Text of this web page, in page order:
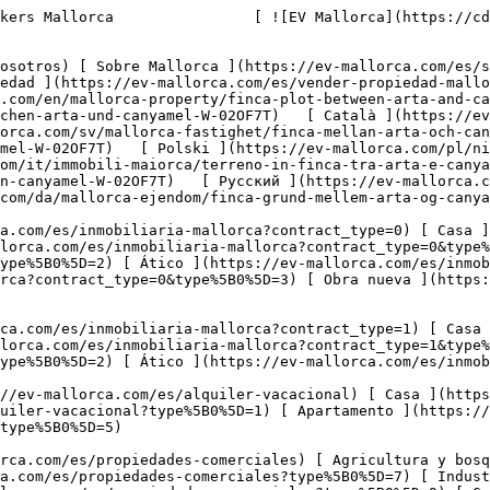
[ Solares ](https://ev-mallorca.com/es/propiedades-comerciales?type%5B0%5D=11) [ Oficina ](https://ev-mallorca.com/es/propiedades-comerciales?type%5B0%5D=12) [ Otros ](https://ev-mallorca.com/es/propiedades-comerciales?type%5B0%5D=13) [ Tienda ](https://ev-mallorca.com/es/propiedades-comerciales?type%5B0%5D=14) 

 [ Obra nueva ](https://ev-mallorca.com/es/obra-nueva-mallorca) 

     Español       [ English ](https://ev-mallorca.com/en/mallorca-property/finca-plot-between-arta-and-canyamel-W-02OF7T)    [ Deutsch ](https://ev-mallorca.com/de/mallorca-immobilie/fincagrundstuck-zwischen-arta-und-canyamel-W-02OF7T)   [ Català ](https://ev-mallorca.com/ca/immoble-mallorca/parcella-rural-entre-arta-i-canyamel-W-02OF7T)   [ Svenska ](https://ev-mallorca.com/sv/mallorca-fastighet/finca-mellan-arta-och-canyamel-W-02OF7T)   [ Français ](https://ev-mallorca.com/fr/bien-majorque/finca-entre-arta-et-canyamel-W-02OF7T)   [ Polski ](https://ev-mallorca.com/pl/nieruchomosc-majorce/dzialka-finca-miedzy-arta-i-canyamel-W-02OF7T)   [ Italiano ](https://ev-mallorca.com/it/immobili-maiorca/terreno-in-finca-tra-arta-e-canyamel-W-02OF7T)   [ Dutch ](https://ev-mallorca.com/nl/mallorca-eigendom/perceel-tussen-arta-en-canyamel-W-02OF7T)   [ Русский ](https://ev-mallorca.com/ru/nedvizhimost-mayorka/ucastok-v-finke-mezdu-arta-i-kaniamelem-W-02OF7T)   [ Dansk ](https://ev-mallorca.com/da/mallorca-ejendom/finca-grund-mellem-arta-og-canyamel-W-02OF7T)   

 [ ![EV Mallorca](https://cdn.ev-mallorca.com/images/web/EV_Logo_RGB.svg) ](https://ev-mallorca.com/es)  Open main menu    

   Comprar     [ Todas las propiedades ](https://ev-mallorca.com/es/inmobiliaria-mallorca?contract_type=0) [ Casa ](https://ev-mallorca.com/es/inmobiliaria-mallorca?contract_type=0&type%5B0%5D=0) [ Finca ](https://ev-mallorca.com/es/inmobiliaria-mallorca?contract_type=0&type%5B0%5D=1) [ Apartamento ](https://ev-mallorca.com/es/inmobiliaria-mallorca?contract_type=0&type%5B0%5D=2) [ Ático ](https://ev-mallorca.com/es/inmobiliaria-mallorca?contract_type=0&type%5B0%5D=5) [ Solares ](https://ev-mallorca.com/es/inmobiliaria-mallorca?contract_type=0&type%5B0%5D=3) [ Obra nueva ](https://ev-mallorca.com/es/inmobiliaria-mallorca?contract_type=0&type%5B0%5D=development) 

   Alquilar     [ Todas las propiedades ](https://ev-mallorca.com/es/inmobiliaria-mallorca?contract_type=1) [ Casa ](https://ev-mallorca.com/es/inmobiliaria-mallorca?contract_type=1&type%5B0%5D=0) [ Finca ](https://ev-mallorca.com/es/inmobiliaria-mallorca?contract_type=1&type%5B0%5D=1) [ Apartamento ](https://ev-mallorca.com/es/inmobiliaria-mallorca?contract_type=1&type%5B0%5D=2) [ Ático ](https://ev-mallorca.com/es/inmobiliaria-mallorca?contract_type=1&type%5B0%5D=5) 

   Alquiler Vacacional     [ Todas las propiedades ](https://ev-mallorca.com/es/alquiler-vacacional) [ Casa ](https://ev-mallorca.com/es/alquiler-vacacional?type%5B0%5D=0) [ Finca ](https://ev-mallorca.com/es/alquiler-vacacional?type%5B0%5D=1) [ Apartamento ](https://ev-mallorca.com/es/alquiler-vacacional?type%5B0%5D=2) [ Ático ](https://ev-mallorca.com/es/alquiler-vacacional?type%5B0%5D=5) 

   Comercial     [ Todas las propiedades ](https://ev-mallorca.com/es/propiedades-comerciales) [ Agricultura y bosques ](https://ev-mallorca.com/es/propiedades-comerciales?type%5B0%5D=6) [ Hotel ](https://ev-mallorca.com/es/